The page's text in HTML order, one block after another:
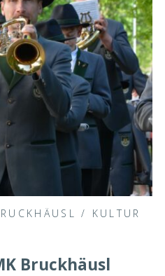
/ KULTUR
Bruckhäusl